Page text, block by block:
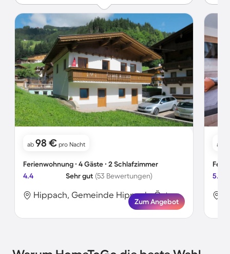
ab 98 € pro Nacht
Ferienwohnung ∙ 4 Gäste ∙ 2 Schlafzimmer
4.4
Sehr gut (53 Bewertungen)
Hippach, Gemeinde Hippach, Österreich
Zum Angebot
ab
5.0